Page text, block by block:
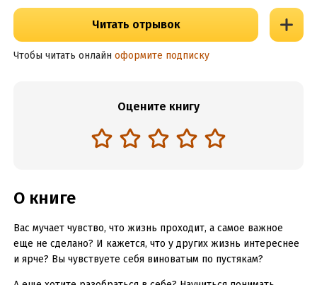
Читать отрывок
Чтобы читать онлайн оформите подписку
Оцените книгу
О книге
Вас мучает чувство, что жизнь проходит, а самое важное
еще не сделано? И кажется, что у других жизнь интереснее
и ярче? Вы чувствуете себя виноватым по пустякам?